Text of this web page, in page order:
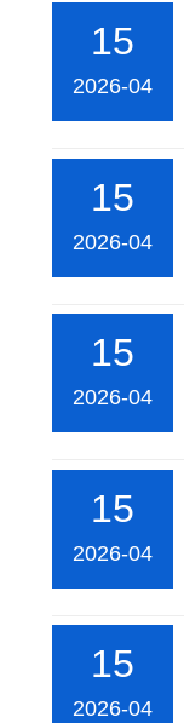
15
2026-04
15
2026-04
15
2026-04
15
2026-04
15
2026-04